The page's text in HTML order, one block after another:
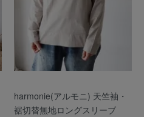
harmonie(アルモニ) 天竺袖・
裾切替無地ロングスリーブ